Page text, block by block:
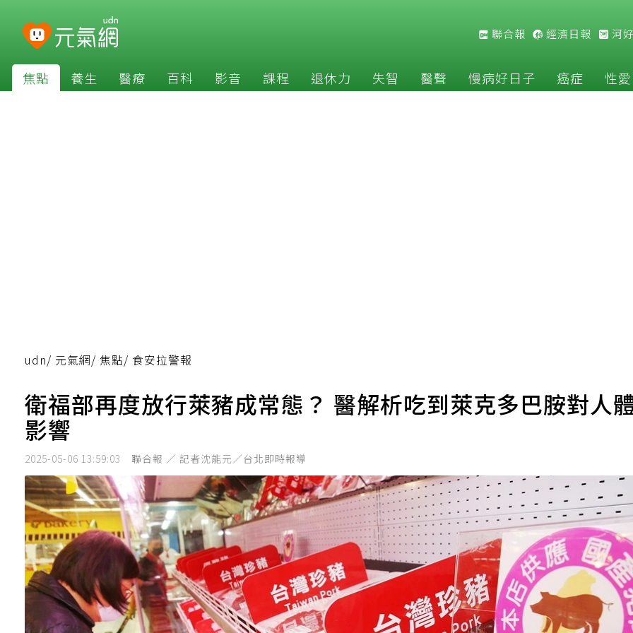
聯合報 經濟日報 河
焦點 養生 醫療 百科 影音 課程 退休力 失智 醫聲 慢病好日子 癌症 性愛
udn/ 元氣網/ 焦點/ 食安拉警報
衛福部再度放行萊豬成常態？ 醫解析吃到萊克多巴胺對人
影響
2025-05-06 13:59:03 聯合報 ／ 記者沈能元／台北即時報導